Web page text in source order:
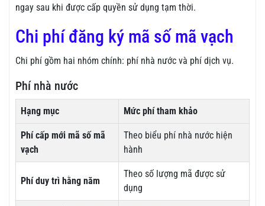
ngay sau khi được cấp quyền sử dụng tạm thời.
Chi phí đăng ký mã số mã vạch
Chi phí gồm hai nhóm chính: phí nhà nước và phí dịch vụ.
Phí nhà nước
Hạng mục Mức phí tham khảo
Phí cấp mới mã số mã
vạch
Theo biểu phí nhà nước hiện
hành
Phí duy trì hằng năm
Theo số lượng mã được sử
dụng